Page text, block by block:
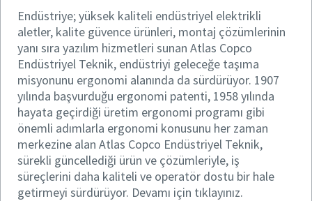
Endüstriye; yüksek kaliteli endüstriyel elektrikli
aletler, kalite güvence ürünleri, montaj çözümlerinin
yanı sıra yazılım hizmetleri sunan Atlas Copco
Endüstriyel Teknik, endüstriyi geleceğe taşıma
misyonunu ergonomi alanında da sürdürüyor. 1907
yılında başvurduğu ergonomi patenti, 1958 yılında
hayata geçirdiği üretim ergonomi programı gibi
önemli adımlarla ergonomi konusunu her zaman
merkezine alan Atlas Copco Endüstriyel Teknik,
sürekli güncellediği ürün ve çözümleriyle, iş
süreçlerini daha kaliteli ve operatör dostu bir hale
getirmeyi sürdürüyor. Devamı için tıklayınız.